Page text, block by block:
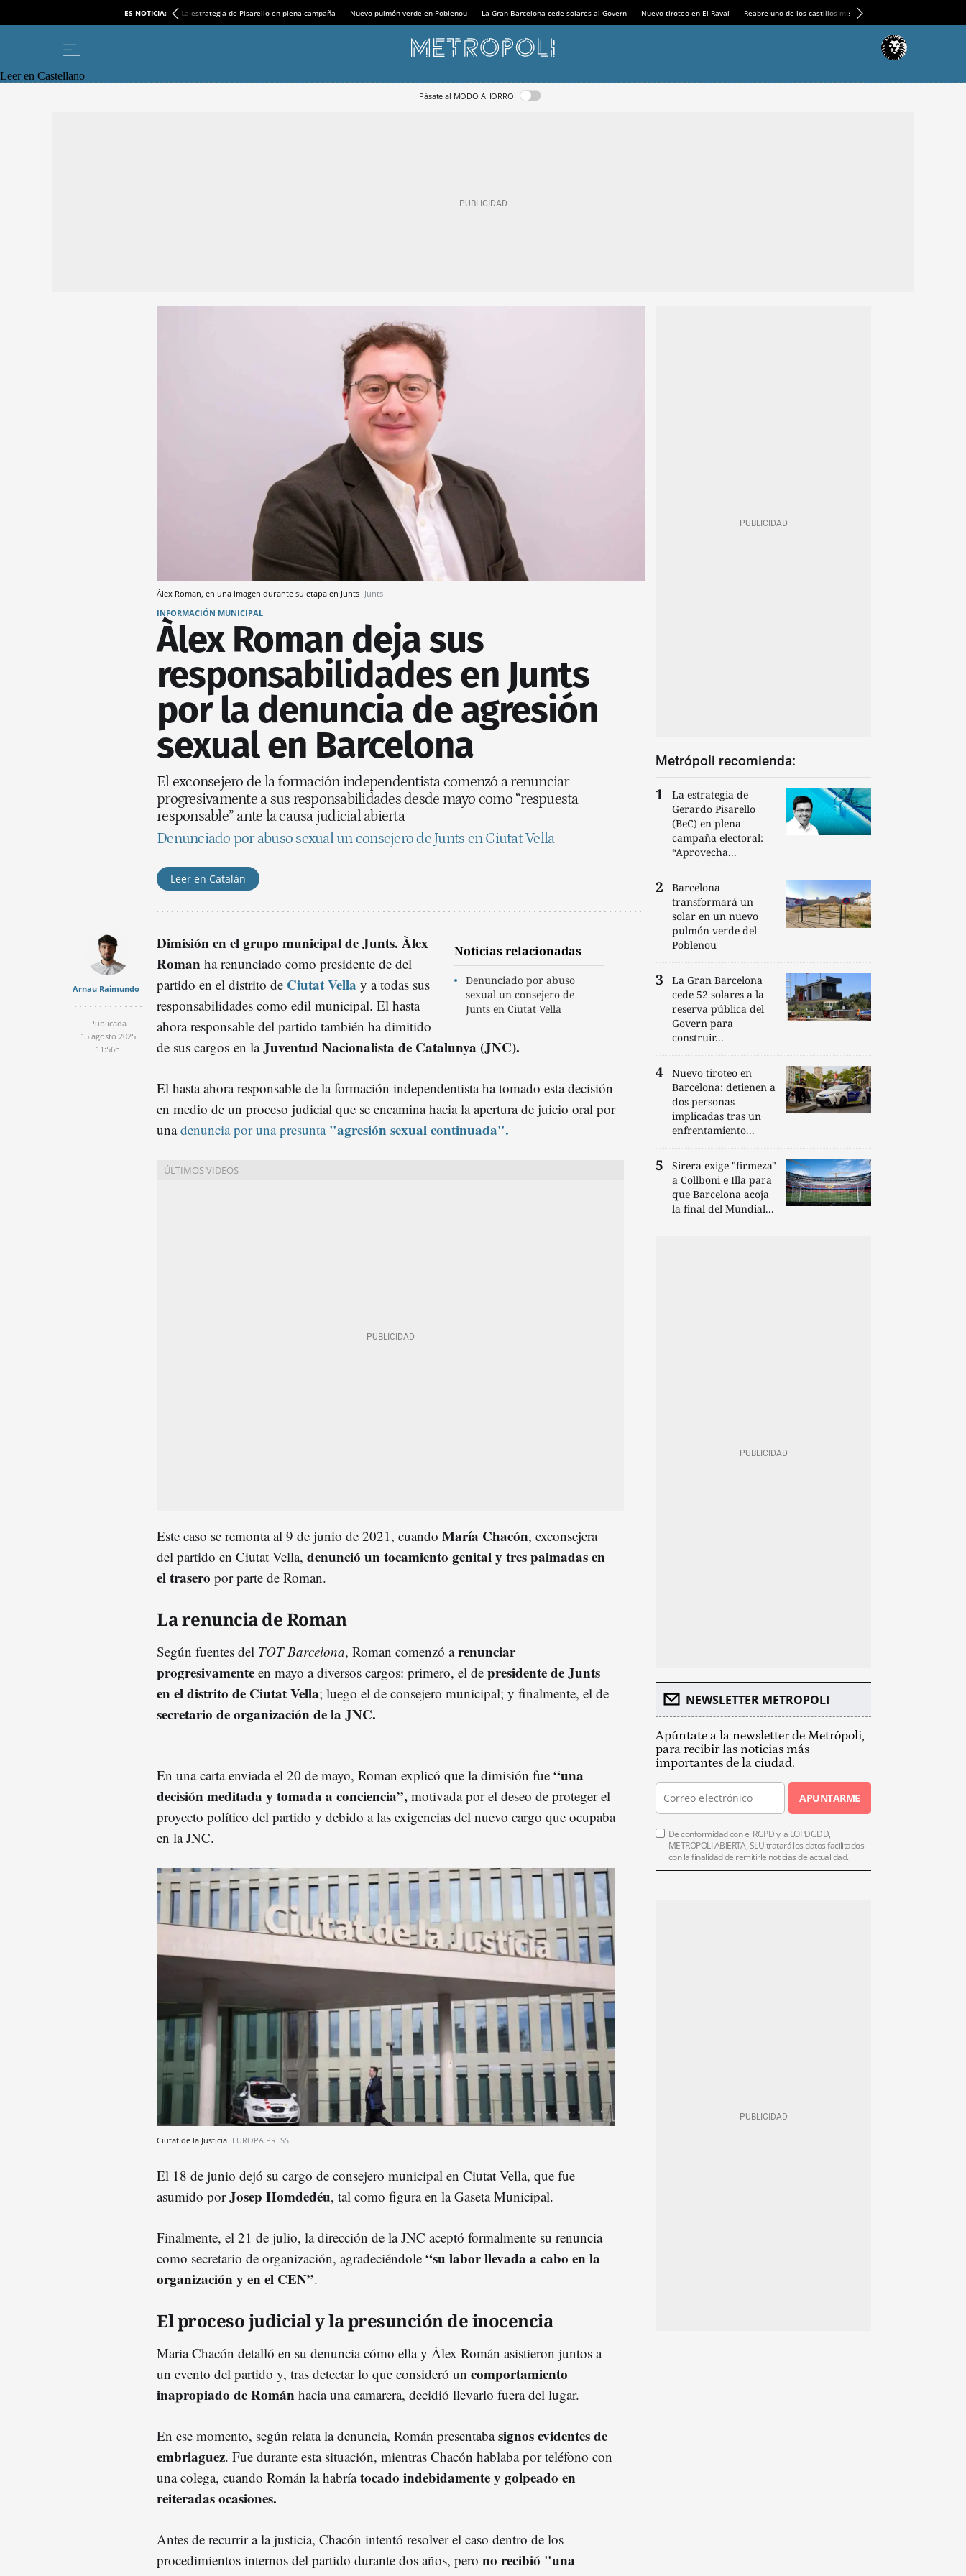
ES NOTICIA: La estrategia de Pisarello en plena campaña Nuevo pulmón verde en Poblenou La Gran Barcelona cede solares al Govern Nuevo tiroteo en El Raval Reabre uno de los castillos medievales más espectaculares
Leer en Castellano
Pásate al MODO AHORRO
Àlex Roman, en una imagen durante su etapa en Junts Junts
INFORMACIÓN MUNICIPAL
Àlex Roman deja sus
responsabilidades en Junts
por la denuncia de agresión
sexual en Barcelona
El exconsejero de la formación independentista comenzó a renunciar
progresivamente a sus responsabilidades desde mayo como “respuesta
responsable” ante la causa judicial abierta
Denunciado por abuso sexual un consejero de Junts en Ciutat Vella
Leer en Catalán
Arnau Raimundo
Publicada
15 agosto 2025
11:56h
Noticias relacionadas
Denunciado por abuso
sexual un consejero de
Junts en Ciutat Vella
Dimisión en el grupo municipal de Junts. Àlex
Roman ha renunciado como presidente de del
partido en el distrito de Ciutat Vella y a todas sus
responsabilidades como edil municipal. El hasta
ahora responsable del partido también ha dimitido
de sus cargos en laJuventud Nacionalista de Catalunya (JNC).
El hasta ahora responsable de la formación independentista ha tomado esta decisión
en medio de un proceso judicial que se encamina hacia la apertura de juicio oral por
unadenuncia por una presunta "agresión sexual continuada".
Este caso se remonta al 9 de junio de 2021, cuando María Chacón, exconsejera
del partido en Ciutat Vella, denunció un tocamiento genital y tres palmadas en
el trasero por parte de Roman.
La renuncia de Roman
Según fuentes del TOT Barcelona, Roman comenzó arenunciar
progresivamente en mayo a diversos cargos: primero, el de presidente de Junts
en el distrito de Ciutat Vella; luego el de consejero municipal; y finalmente, el de
secretario de organización de la JNC.
En una carta enviada el 20 de mayo, Roman explicó que la dimisión fue “una
decisión meditada y tomada a conciencia”, motivada por el deseo de proteger el
proyecto político del partido y debido a las exigencias del nuevo cargo que ocupaba
en la JNC.
Ciutat de la Justicia EUROPA PRESS
El 18 de junio dejó su cargo de consejero municipal en Ciutat Vella, que fue
asumido porJosep Homdedéu, tal como figura en la Gaseta Municipal.
Finalmente, el 21 de julio, la dirección de la JNC aceptó formalmente su renuncia
como secretario de organización, agradeciéndole “su labor llevada a cabo en la
organización y en el CEN”.
El proceso judicial y la presunción de inocencia
Maria Chacón detalló en su denuncia cómo ella y Àlex Román asistieron juntos a
un evento del partido y, tras detectar lo que consideró un comportamiento
inapropiado de Román hacia una camarera, decidió llevarlo fuera del lugar.
En ese momento, según relata la denuncia, Román presentabasignos evidentes de
embriaguez. Fue durante esta situación, mientras Chacón hablaba por teléfono con
una colega, cuando Román la habríatocado indebidamente y golpeado en
reiteradas ocasiones.
Antes de recurrir a la justicia, Chacón intentó resolver el caso dentro de los
procedimientos internos del partido durante dos años, pero no recibió "una
Metrópoli recomienda:
La estrategia de
Gerardo Pisarello
(BeC) en plena
campaña electoral:
“Aprovecha...
Barcelona
transformará un
solar en un nuevo
pulmón verde del
Poblenou
La Gran Barcelona
cede 52 solares a la
reserva pública del
Govern para
construir...
Nuevo tiroteo en
Barcelona: detienen a
dos personas
implicadas tras un
enfrentamiento...
Sirera exige "firmeza"
a Collboni e Illa para
que Barcelona acoja
la final del Mundial...
NEWSLETTER METROPOLI
Apúntate a la newsletter de Metrópoli,
para recibir las noticias más
importantes de la ciudad.
APUNTARME
De conformidad con el RGPD y la LOPDGDD,
METRÓPOLI ABIERTA, SLU tratará los datos facilitados
con la finalidad de remitirle noticias de actualidad.